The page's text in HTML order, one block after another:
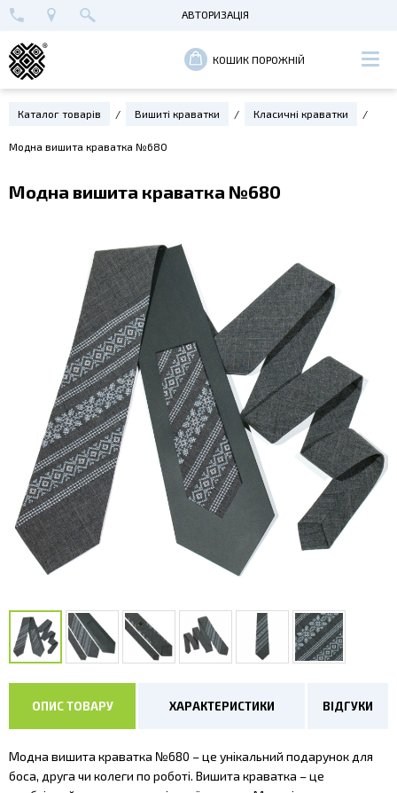
+38 (096) 652-89-00
МАЙСТЕРНЯ В КИЄВІ АВТОРИЗАЦІЯ
РЕЄСТРАЦІЯ
КОШИК ПОРОЖНІЙ
Каталог товарів Вишиті краватки Класичні краватки
Модна вишита краватка №680
Модна вишита краватка №680
ОПИС ТОВАРУ ХАРАКТЕРИСТИКИ ВІДГУКИ
Модна вишита краватка №680 – це унікальний подарунок для
боса, друга чи колеги по роботі. Вишита краватка – це